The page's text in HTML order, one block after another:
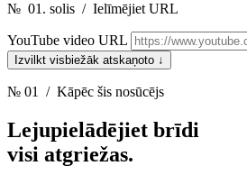
№ 01. solis / Ielīmējiet URL
YouTube video URL
Izvilkt visbiežāk atskaņoto ↓
№ 01 / Kāpēc šis nosūcējs
Lejupielādējiet brīdi
visi atgriežas.